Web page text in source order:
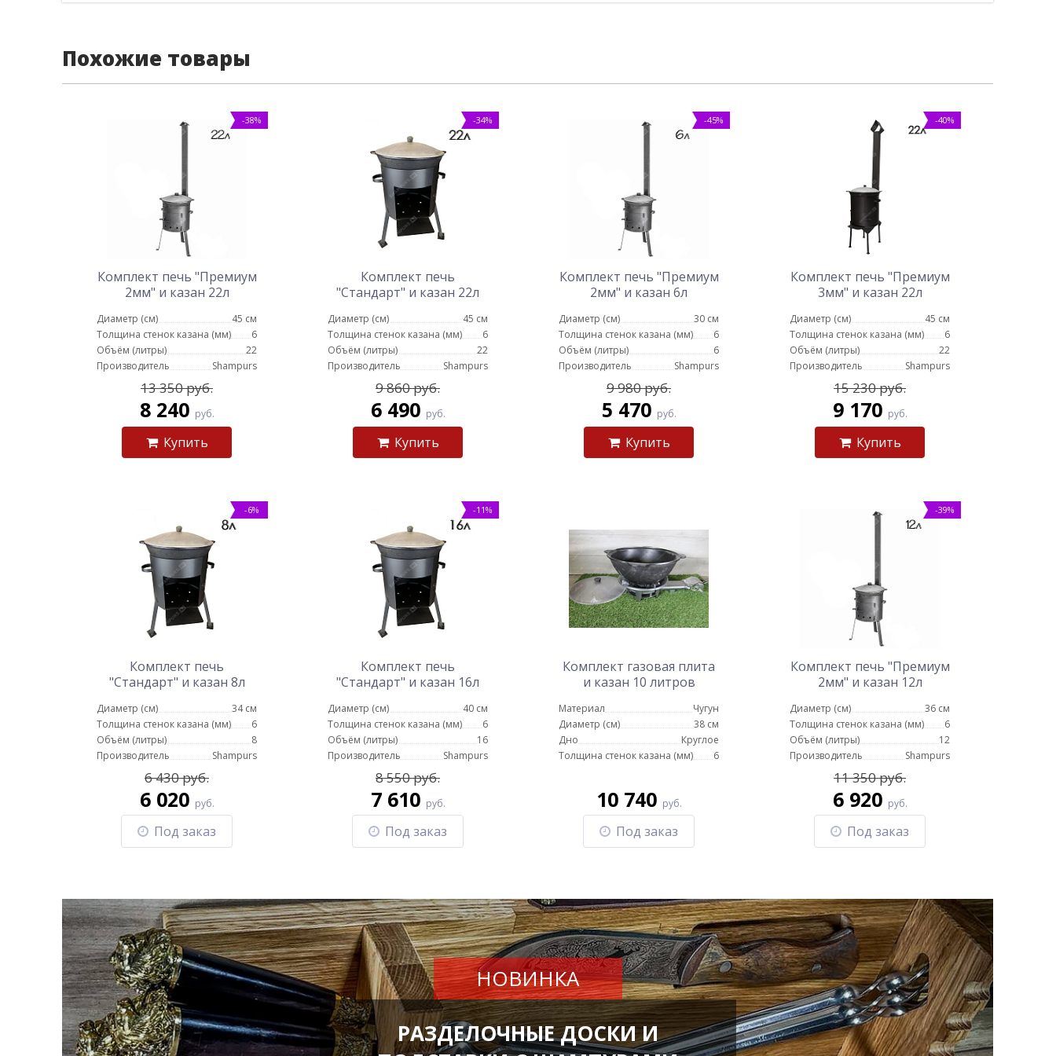
Похожие товары
-38%
Комплект печь "Премиум
2мм" и казан 22л
Диаметр (см)
45 см
Толщина стенок казана (мм)
6
Объём (литры)
22
Производитель
Shampurs
13 350 руб.
8 240 руб.
Купить
-34%
Комплект печь
"Стандарт" и казан 22л
Диаметр (см)
45 см
Толщина стенок казана (мм)
6
Объём (литры)
22
Производитель
Shampurs
9 860 руб.
6 490 руб.
Купить
-45%
Комплект печь "Премиум
2мм" и казан 6л
Диаметр (см)
30 см
Толщина стенок казана (мм)
6
Объём (литры)
6
Производитель
Shampurs
9 980 руб.
5 470 руб.
Купить
-40%
Комплект печь "Премиум
3мм" и казан 22л
Диаметр (см)
45 см
Толщина стенок казана (мм)
6
Объём (литры)
22
Производитель
Shampurs
15 230 руб.
9 170 руб.
Купить
-6%
Комплект печь
"Стандарт" и казан 8л
Диаметр (см)
34 см
Толщина стенок казана (мм)
6
Объём (литры)
8
Производитель
Shampurs
6 430 руб.
6 020 руб.
Под заказ
-11%
Комплект печь
"Стандарт" и казан 16л
Диаметр (см)
40 см
Толщина стенок казана (мм)
6
Объём (литры)
16
Производитель
Shampurs
8 550 руб.
7 610 руб.
Под заказ
Комплект газовая плита
и казан 10 литров
Материал
Чугун
Диаметр (см)
38 см
Дно
Круглое
Толщина стенок казана (мм)
6
10 740 руб.
Под заказ
-39%
Комплект печь "Премиум
2мм" и казан 12л
Диаметр (см)
36 см
Толщина стенок казана (мм)
6
Объём (литры)
12
Производитель
Shampurs
11 350 руб.
6 920 руб.
Под заказ
НОВИНКА
РАЗДЕЛОЧНЫЕ ДОСКИ И